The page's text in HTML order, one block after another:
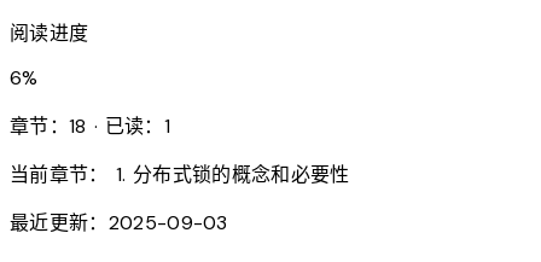
阅读进度
6%
章节：18 · 已读：1
当前章节：
1. 分布式锁的概念和必要性
最近更新：2025-09-03